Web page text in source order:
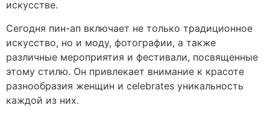
искусстве.
Сегодня пин-ап включает не только традиционное
искусство, но и моду, фотографии, а также
различные мероприятия и фестивали, посвященные
этому стилю. Он привлекает внимание к красоте
разнообразия женщин и celebrates уникальность
каждой из них.